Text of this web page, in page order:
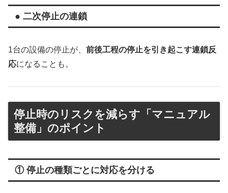
● 二次停止の連鎖
1台の設備の停止が、 前後工程の停止を引き起こす連鎖反
応になることも。
停止時のリスクを減らす「マニュアル
整備」のポイント
① 停止の種類ごとに対応を分ける